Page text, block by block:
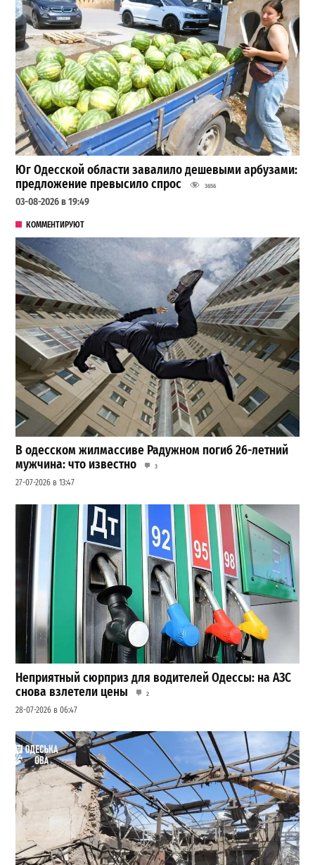
Юг Одесской области завалило дешевыми арбузами:
предложение превысило спрос
3656
03-08-2026 в 19:49
КОММЕНТИРУЮТ
В одесском жилмассиве Радужном погиб 26-летний
мужчина: что известно
3
27-07-2026 в 13:47
Неприятный сюрприз для водителей Одессы: на АЗС
снова взлетели цены
2
28-07-2026 в 06:47